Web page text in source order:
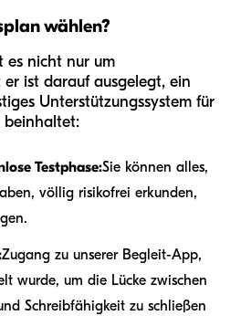
wählen?
es nicht nur um
ist darauf ausgelegt, ein
Unterstützungssystem für
beinhaltet:
Testphase:Sie können alles,
völlig risikofrei erkunden,
Zugang zu unserer Begleit-App,
wurde, um die Lücke zwischen
Schreibfähigkeit zu schließen